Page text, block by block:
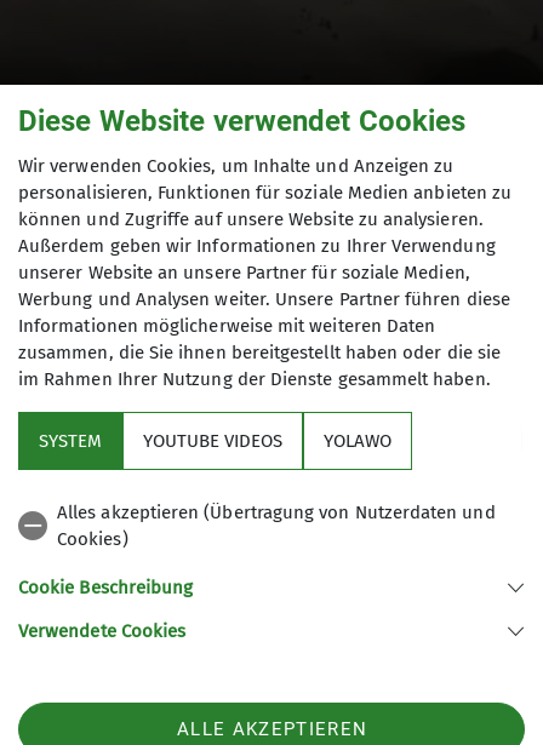
Historische
Postkarten
28.01.2024
News-Archiv
Wir haben Euch einige rund 100 Jahre alte
Postkartenaus dem Allgäu zusammengestellt.
Viel Spaß beim Stöbern durch Berglandschaften,
Diese Website verwendet Cookies
Wir verwenden Cookies, um Inhalte und Anzeigen zu
personalisieren, Funktionen für soziale Medien anbieten zu
können und Zugriffe auf unsere Website zu analysieren.
Außerdem geben wir Informationen zu Ihrer Verwendung
unserer Website an unsere Partner für soziale Medien,
Werbung und Analysen weiter. Unsere Partner führen diese
Informationen möglicherweise mit weiteren Daten
zusammen, die Sie ihnen bereitgestellt haben oder die sie
im Rahmen Ihrer Nutzung der Dienste gesammelt haben.
SYSTEM YOUTUBE VIDEOS YOLAWO
Alles akzeptieren (Übertragung von Nutzerdaten und
Cookies)
Cookie Beschreibung
Verwendete Cookies
ALLE AKZEPTIEREN